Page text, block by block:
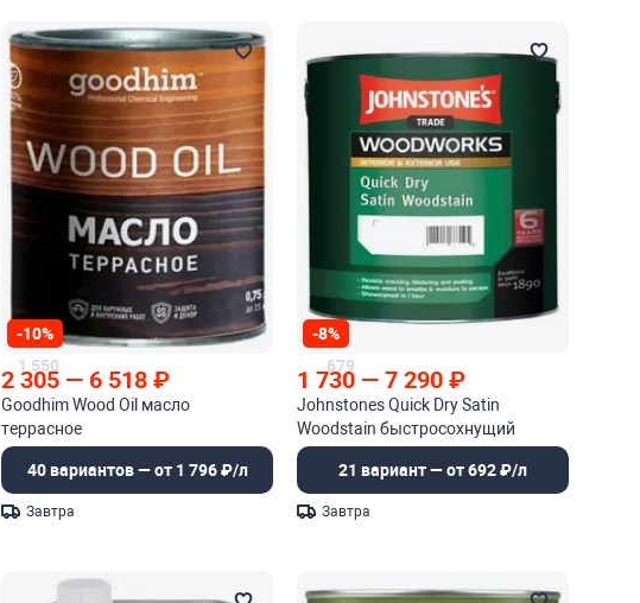
-10%
1 550
2 305 — 6 518₽
Goodhim Wood Oil масло
террасное
40 вариантов — от 1 796 ₽/л
Завтра
-8%
679
1 730 —7 290₽
Johnstones Quick Dry Satin
Woodstain быстросохнущий
защитный состав для древесины
21 вариант — от 692 ₽/л
Завтра